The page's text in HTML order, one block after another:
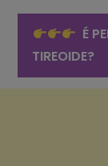
É
TIREOIDE?